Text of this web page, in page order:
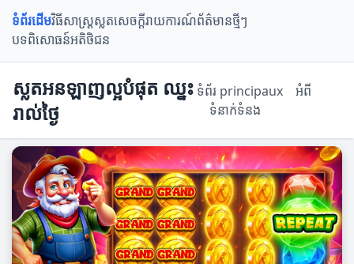
ទំព័រដើមវិធីសាស្ត្រស្លតសេចក្តីរាយការណ៍ព័ត៌មានថ្មីៗ
បទពិសោធន៍អតិថិជន
ស្លតអនឡាញល្អបំផុត ឈ្នះ
រាល់ថ្ងៃ
ទំព័រ principaux
អំពី
ទំនាក់ទំនង